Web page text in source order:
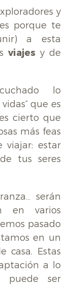
y
porque te
a esta
viajesy de
lo
que es
cierto que
más feas
viajar: estar
tus seres
serán
en varios
pasado
en un
casa. Estas
a lo
puede ser